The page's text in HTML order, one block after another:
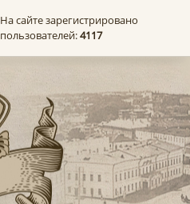
На сайте зарегистрировано
пользователей:4117